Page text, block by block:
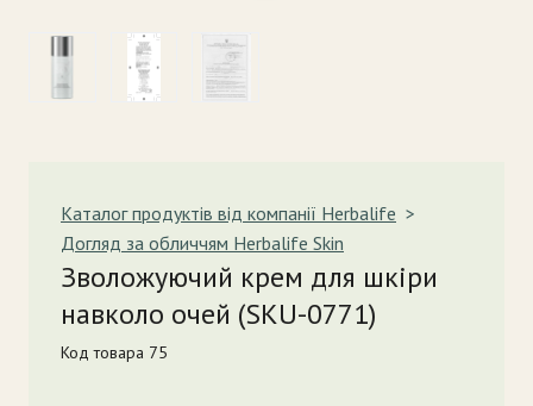
Каталог продуктів від компанії Herbalife
Догляд за обличчям Herbalife Skin
Зволожуючий крем для шкіри
навколо очей (SKU-0771)
Код товара 75